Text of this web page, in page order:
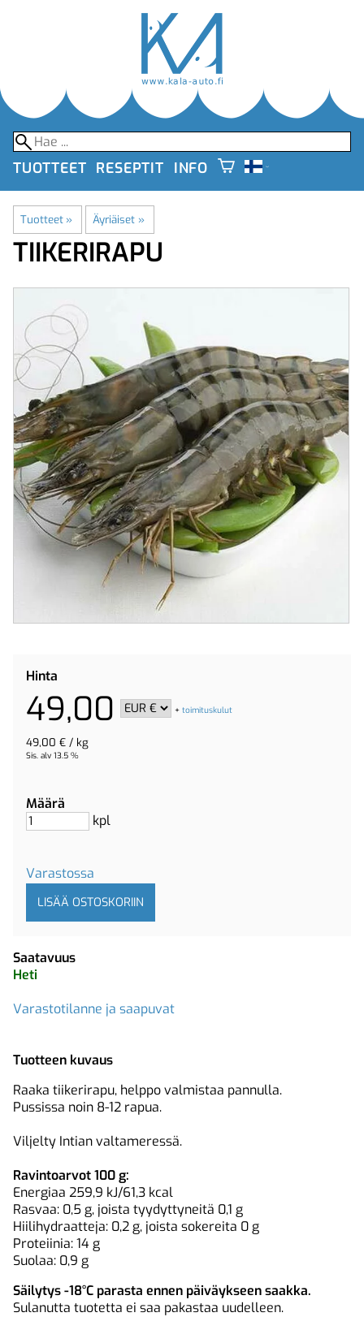
TUOTTEET RESEPTIT INFO
Tuotteet ‪» Äyriäiset ‪»
TIIKERIRAPU
Hinta
49,00 +toimituskulut
49,00 € / kg
Sis. alv 13.5 %
Määrä
kpl
Varastossa
Saatavuus
Heti
Varastotilanne ja saapuvat
Tuotteen kuvaus
Raaka tiikerirapu, helppo valmistaa pannulla.
Pussissa noin 8-12 rapua.
Viljelty Intian valtameressä.
Ravintoarvot 100 g:
Energiaa 259,9 kJ/61,3 kcal
Rasvaa: 0,5 g, joista tyydyttyneitä 0,1 g
Hiilihydraatteja: 0,2 g, joista sokereita 0 g
Proteiinia: 14 g
Suolaa: 0,9 g
Säilytys -18°C parasta ennen päiväykseen saakka.
Sulanutta tuotetta ei saa pakastaa uudelleen.